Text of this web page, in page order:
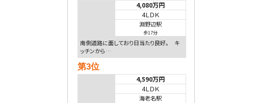
4,080万円
4ＬＤＫ
淵野辺駅
歩17分
南側道路に面しており日当たり良好。 キ
ッチンから…
第3位
4,590万円
4ＬＤＫ
海老名駅